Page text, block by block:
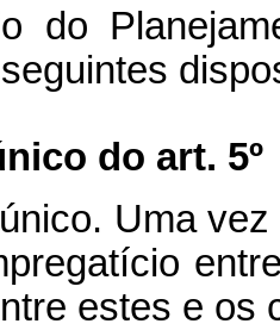
do
do art. 5º
Uma
estes e os